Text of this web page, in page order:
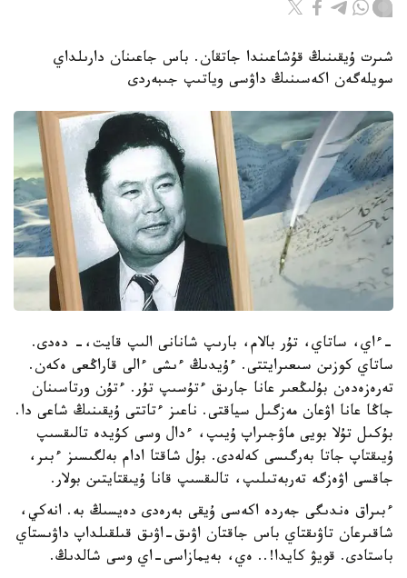
شىرت ۇيقىنىڭ قۇشاعىندا جاتقان. باس جاعىنان دارىلداي
سويلەگەن اكەسىنىڭ داۋسى وياتىپ جىبەردى
-ءاي، ساتاي، تۇر بالام، بارىپ شانانى الىپ قايت،- دەدى.
ساتاي كوزىن سىعىرايتتى. ءۇيدىڭ ءىشى ءالى قاراڭعى ەكەن.
تەرەزەدەن بۇلىڭعىر عانا جارىق ءتۇسىپ تۇر. ءتۇن ورتاسىنان
جاڭا عانا اۋعان مەزگىل سياقتى. ناعىز ءتاتتى ۇيقىنىڭ شاعى دا.
بۇكىل تۇلا بويى ماۋجىراپ ۇيىپ، ءدال وسى كۇيدە تالىقسىپ
ۇيىقتاپ جاتا بەرگىسى كەلەدى. بۇل شاقتا ادام بەلگىسىز ءبىر،
جاقسى اۋەزگە تەربەتىلىپ، تالىقسىپ قانا ۇيىقتايتىن بولار.
ءبىراق ەندىگى جەردە اكەسى ۇيقى بەرەدى دەيسىڭ بە. انەكي،
شاقىرعان تاۋىقتاي باس جاقتان اۋىق-اۋىق قىلقىلداپ داۋىستاي
باستادى. قويۋ كايدا!.. ەي، بەيمازاسى-اي وسى شالدىڭ.